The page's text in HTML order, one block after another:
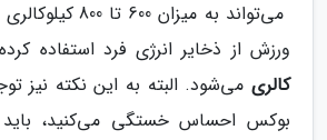
می‌تواند به میزان
ورزش از ذخایر انرژی فرد استفاده
کالری می‌شود. البته به این نکته نیز
بوکس احساس خستگی می‌کنید،